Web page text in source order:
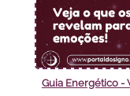
Guia Energético -